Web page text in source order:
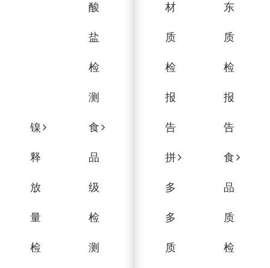
酸
盐
检
测
镍
释
放
量
检
食
品
级
检
测
材
质
检
报
告
东
质
检
报
告
拼
多
多
质
食
品
质
检